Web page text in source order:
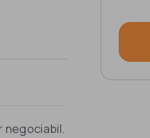
negociabil.